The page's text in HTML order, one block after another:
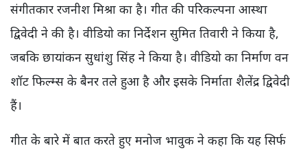
संगीतकार रजनीश मिश्रा का है। गीत की परिकल्पना आस्था
द्विवेदी ने की है। वीडियो का निर्देशन सुमित तिवारी ने किया है,
जबकि छायांकन सुधांशु सिंह ने किया है। वीडियो का निर्माण वन
शॉट फिल्म्स के बैनर तले हुआ है और इसके निर्माता शैलेंद्र द्विवेदी
हैं।
गीत के बारे में बात करते हुए मनोज भावुक ने कहा कि यह सिर्फ